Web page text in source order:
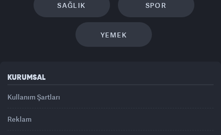
SAĞLIK SPOR
YEMEK
KURUMSAL
Kullanım Şartları
Reklam